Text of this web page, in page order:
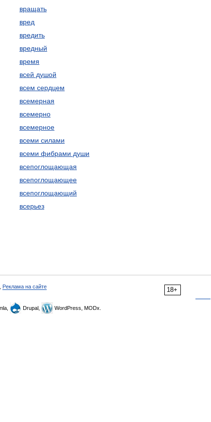
вращать
вред
вредить
вредный
время
всей душой
всем сердцем
всемерная
всемерно
всемерное
всеми силами
всеми фибрами души
всепоглощающая
всепоглощающее
всепоглощающий
всерьез
18+
Реклама на сайте
Drupal, WordPress, MODx.